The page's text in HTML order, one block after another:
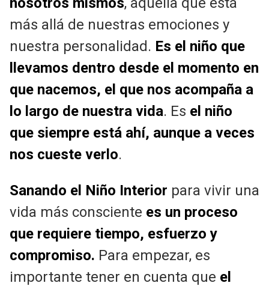
más allá de nuestras emociones y
nuestra personalidad. Es el niño que
llevamos dentro desde el momento en
que nacemos, el que nos acompaña a
lo largo de nuestra vida. Es el niño
que siempre está ahí, aunque a veces
nos cueste verlo.
Sanando el Niño Interior para vivir una
vida más consciente es un proceso
que requiere tiempo, esfuerzo y
compromiso. Para empezar, es
importante tener en cuenta que el